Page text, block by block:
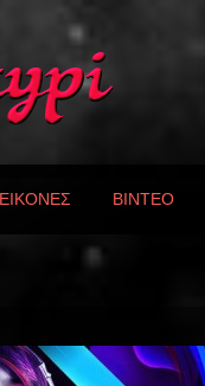
ΕΙΚΟΝΕΣ ΒΙΝΤΕΟ